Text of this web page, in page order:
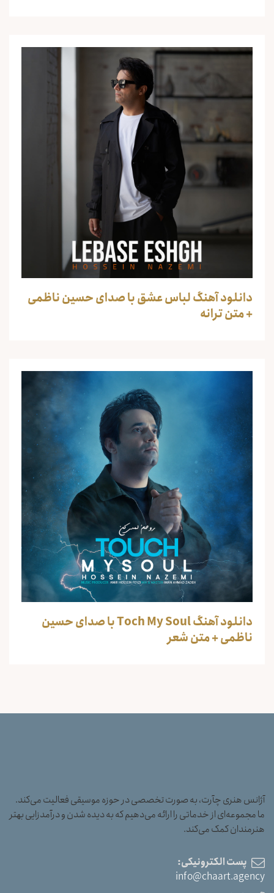
دانلود آهنگ لباس عشق با صدای حسین ناظمی
+ متن ترانه
دانلود آهنگ Toch My Soul با صدای حسین
ناظمی + متن شعر
آژانس هنری چآرت، به صورت تخصصی در حوزه موسیقی فعالیت می‌کند.
ما مجموعه‌ای از خدماتی را ارائه می‌دهیم که به دیده شدن و درآمدزایی بهتر
هنرمندان کمک می‌کند.
پست الکترونیکی:
info@chaart.agency